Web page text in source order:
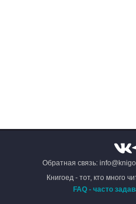
Обратная связь:
Книгоед - тот, кто много
FAQ - часто